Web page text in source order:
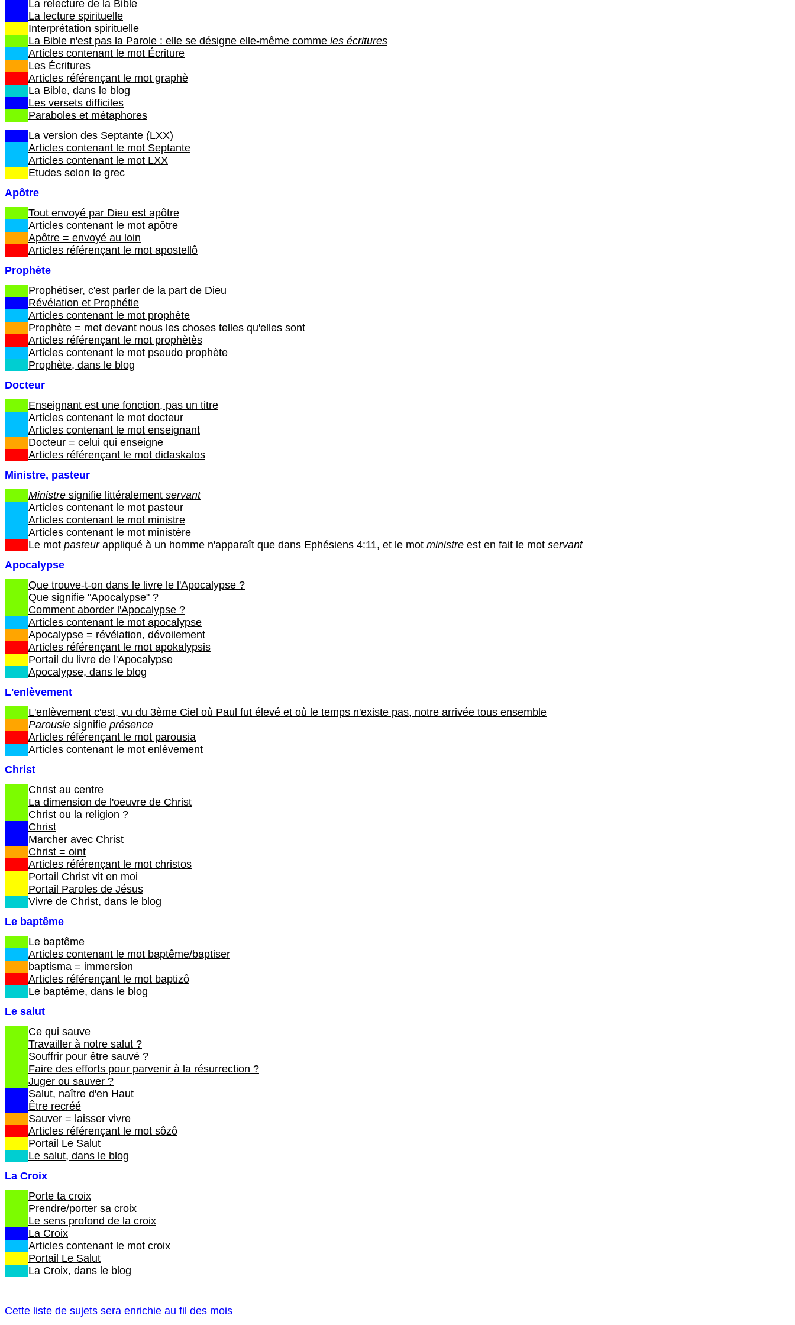
La relecture de la Bible
La lecture spirituelle
Interprétation spirituelle
La Bible n'est pas la Parole : elle se désigne elle-même comme les écritures
Articles contenant le mot Écriture
Les Écritures
Articles référençant le mot graphè
La Bible, dans le blog
Les versets difficiles
Paraboles et métaphores
La version des Septante (LXX)
Articles contenant le mot Septante
Articles contenant le mot LXX
Etudes selon le grec
Apôtre
Tout envoyé par Dieu est apôtre
Articles contenant le mot apôtre
Apôtre = envoyé au loin
Articles référençant le mot apostellô
Prophète
Prophétiser, c'est parler de la part de Dieu
Révélation et Prophétie
Articles contenant le mot prophète
Prophète = met devant nous les choses telles qu'elles sont
Articles référençant le mot prophètès
Articles contenant le mot pseudo prophète
Prophète, dans le blog
Docteur
Enseignant est une fonction, pas un titre
Articles contenant le mot docteur
Articles contenant le mot enseignant
Docteur = celui qui enseigne
Articles référençant le mot didaskalos
Ministre, pasteur
Ministre signifie littéralement servant
Articles contenant le mot pasteur
Articles contenant le mot ministre
Articles contenant le mot ministère
Le mot pasteurappliqué à un homme n'apparaît que dans Ephésiens 4:11, et le mot ministre est en fait le mot servant
Apocalypse
Que trouve-t-on dans le livre le l'Apocalypse ?
Que signifie "Apocalypse" ?
Comment aborder l'Apocalypse ?
Articles contenant le mot apocalypse
Apocalypse = révélation, dévoilement
Articles référençant le mot apokalypsis
Portail du livre de l'Apocalypse
Apocalypse, dans le blog
L'enlèvement
L'enlèvement c'est, vu du 3ème Ciel où Paul fut élevé et où le temps n'existe pas, notre arrivée tous ensemble
Parousie signifie présence
Articles référençant le mot parousia
Articles contenant le mot enlèvement
Christ
Christ au centre
La dimension de l'oeuvre de Christ
Christ ou la religion ?
Christ
Marcher avec Christ
Christ = oint
Articles référençant le mot christos
Portail Christ vit en moi
Portail Paroles de Jésus
Vivre de Christ, dans le blog
Le baptême
Le baptême
Articles contenant le mot baptême/baptiser
baptisma = immersion
Articles référençant le mot baptizô
Le baptême, dans le blog
Le salut
Ce qui sauve
Travailler à notre salut ?
Souffrir pour être sauvé ?
Faire des efforts pour parvenir à la résurrection ?
Juger ou sauver ?
Salut, naître d'en Haut
Être recréé
Sauver = laisser vivre
Articles référençant le mot sôzô
Portail Le Salut
Le salut, dans le blog
La Croix
Porte ta croix
Prendre/porter sa croix
Le sens profond de la croix
La Croix
Articles contenant le mot croix
Portail Le Salut
La Croix, dans le blog
Cette liste de sujets sera enrichie au fil des mois